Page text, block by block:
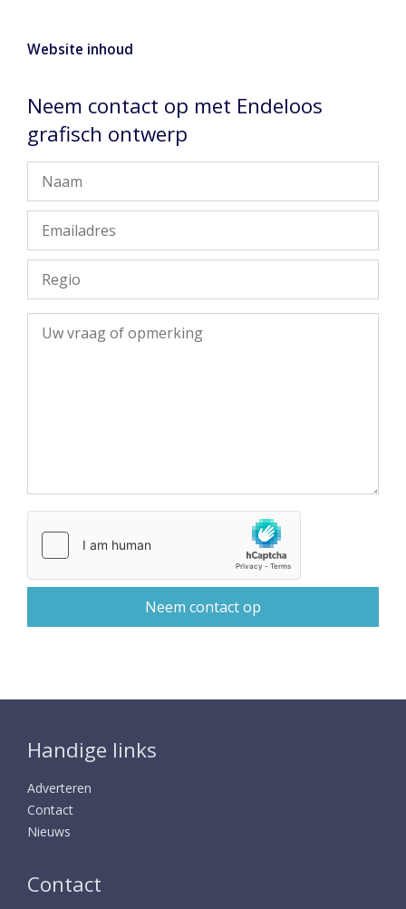
Website inhoud
Neem contact op met Endeloos
grafisch ontwerp
Handige links
Adverteren
Contact
Nieuws
Contact